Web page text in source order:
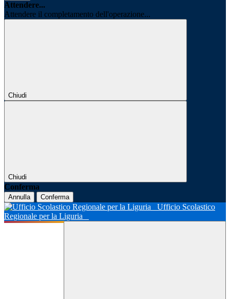
Attendere...
Attendere il completamento dell'operazione...
Chiudi
Chiudi
Conferma
Annulla Conferma
Ufficio Scolastico
Regionale per la Liguria